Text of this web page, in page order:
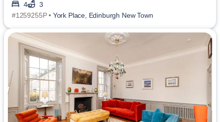
4
3
#1259255P • York Place, Edinburgh New Town